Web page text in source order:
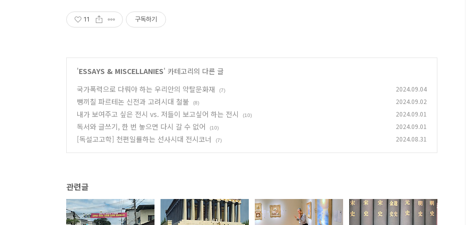
11 구독하기
'ESSAYS & MISCELLANIES' 카테고리의 다른 글
국가폭력으로 다뤄야 하는 우리안의 약탈문화재
(7) 2024.09.04
뺑끼칠 파르테논 신전과 고려시대 철불 (8) 2024.09.02
내가 보여주고 싶은 전시 vs. 저들이 보고싶어 하는 전시 (10) 2024.09.01
독서와 글쓰기, 한 번 놓으면 다시 갈 수 없어 (10) 2024.09.01
[독설고고학] 천편일률하는 선사시대 전시코너 (7) 2024.08.31
관련글